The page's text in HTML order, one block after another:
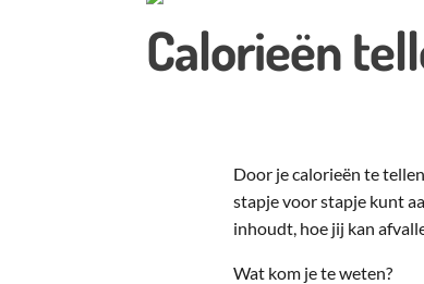
Calorieën
Door je calorieën te
stapje voor stapje kunt
inhoudt, hoe jij kan
Wat kom je te weten?